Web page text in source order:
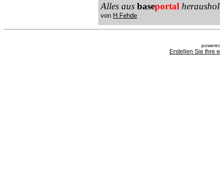
Alles aus baseportal
von H.Fehde
Erstellen Sie Ihre